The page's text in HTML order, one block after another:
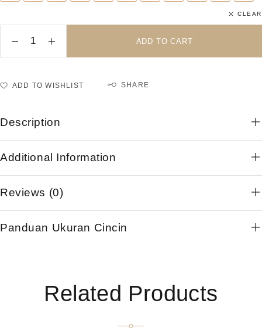
CLEAR
ADD TO CART
ADD TO WISHLIST SHARE
Description
Additional Information
Reviews (0)
Panduan Ukuran Cincin
Related Products